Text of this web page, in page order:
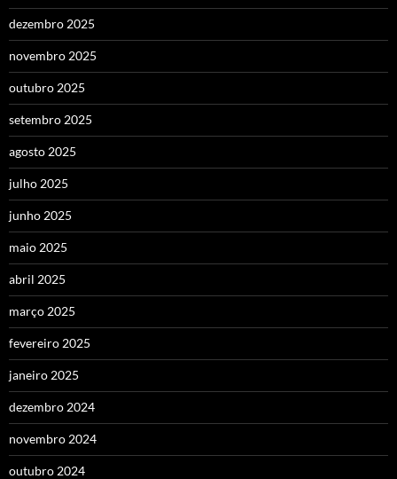
dezembro 2025
novembro 2025
outubro 2025
setembro 2025
agosto 2025
julho 2025
junho 2025
maio 2025
abril 2025
março 2025
fevereiro 2025
janeiro 2025
dezembro 2024
novembro 2024
outubro 2024